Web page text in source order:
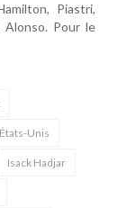
Piastri,
Alonso. Pour le
Unis
Isack Hadjar